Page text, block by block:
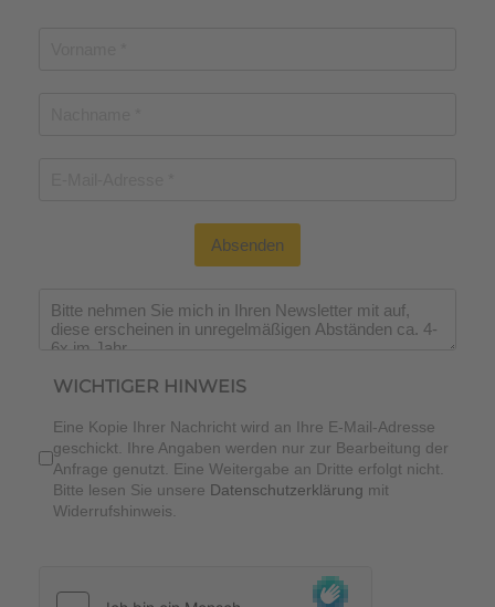
Absenden
Wichtiger Hinweis*
WICHTIGER HINWEIS
Eine Kopie Ihrer Nachricht wird an Ihre E-Mail-Adresse
geschickt. Ihre Angaben werden nur zur Bearbeitung der
Anfrage genutzt. Eine Weitergabe an Dritte erfolgt nicht.
Bitte lesen Sie unsere Datenschutzerklärung mit
Widerrufshinweis.